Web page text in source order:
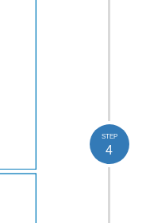
STEP
4